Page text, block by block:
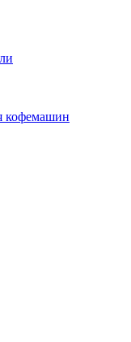
кофемашин